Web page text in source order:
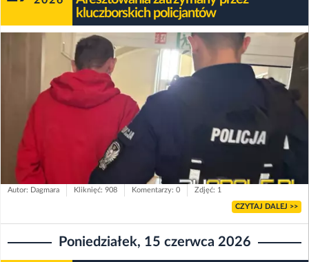
kluczborskich policjantów
Autor: Dagmara Kliknięć: 908 Komentarzy: 0 Zdjęć: 1
CZYTAJ DALEJ >>
Poniedziałek, 15 czerwca 2026